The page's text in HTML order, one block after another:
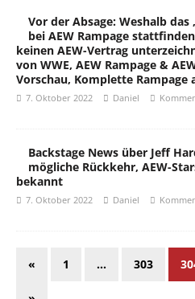
Vor der Absage: Weshalb das
bei AEW Rampage
keinen AEW-Vertrag
von WWE, AEW Rampage &
Vorschau, Komplette Rampage
7. Oktober 2022 Daniel
Backstage News über Jeff
mögliche Rückkehr, AEW-
bekannt
7. Oktober 2022 Daniel
« 1 … 303